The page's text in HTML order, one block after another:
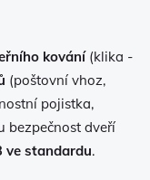
kování(klika -
(poštovní vhoz,
pojistka,
bezpečnost dveří
ve standardu.